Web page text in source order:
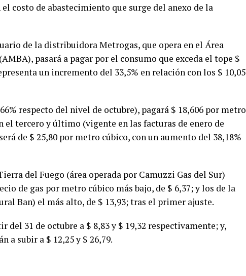
costo de abastecimiento que surge del anexo de la
de la distribuidora Metrogas, que opera en el Área
pasará a pagar por el consumo que exceda el tope $
un incremento del 33,5% en relación con los $ 10,05
respecto del nivel de octubre), pagará $ 18,606 por metro
el tercero y último (vigente en las facturas de enero de
de $ 25,80 por metro cúbico, con un aumento del 38,18%
del Fuego (área operada por Camuzzi Gas del Sur)
de gas por metro cúbico más bajo, de $ 6,37; y los de la
Ban) el más alto, de $ 13,93; tras el primer ajuste.
del 31 de octubre a $ 8,83 y $ 19,32 respectivamente; y,
a subir a $ 12,25 y $ 26,79.